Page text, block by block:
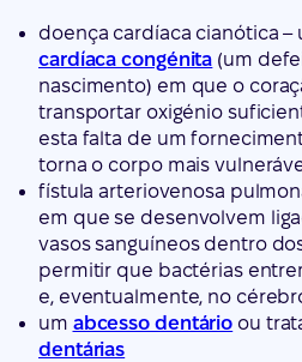
doença cardíaca cianótica
cardíaca congénita (um
nascimento) em que o
transportar oxigénio
esta falta de um
torna o corpo mais
fístula arteriovenosa
em que se desenvolvem
vasos sanguíneos dentro
permitir que bactérias
e, eventualmente, no
um abcesso dentário ou
dentárias